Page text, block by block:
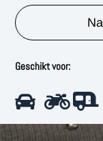
Geschikt voor: